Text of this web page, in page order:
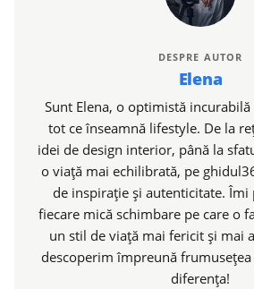
DESPRE AUTOR
Elena
Sunt Elena, o optimistă
tot ce înseamnă lifestyle. De la
idei de design interior, până la
o viață mai echilibrată, pe
de inspirație și autenticitate. Îmi
fiecare mică schimbare pe care o
un stil de viață mai fericit și mai
descoperim împreună
diferența!